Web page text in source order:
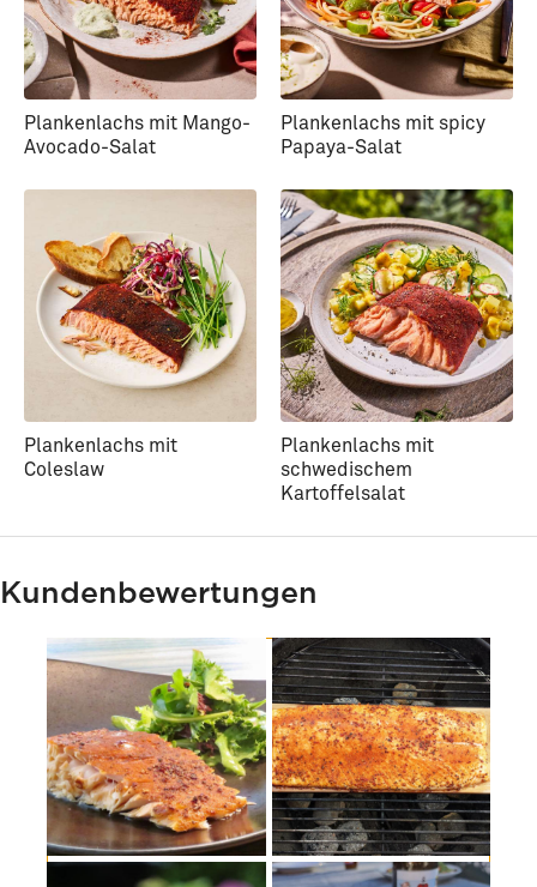
Plankenlachs mit Mango-
Avocado-Salat
Plankenlachs mit spicy
Papaya-Salat
Plankenlachs mit
Coleslaw
Plankenlachs mit
schwedischem
Kartoffelsalat
Kundenbewertungen